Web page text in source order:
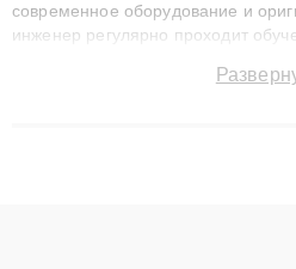
современное оборудование и
инженер регулярно проходит
восстанавливать технику с